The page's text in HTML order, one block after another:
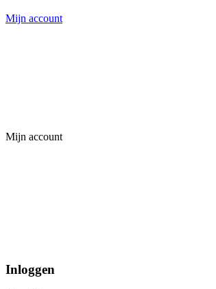
Mijn account
Mijn account
Inloggen